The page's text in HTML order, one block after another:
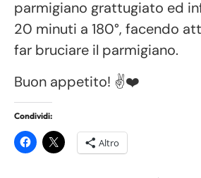
parmigiano grattugiato ed
20 minuti a 180°, facendo
far bruciare il parmigiano.
Buon appetito! ✌️❤️
Condividi:
Altro